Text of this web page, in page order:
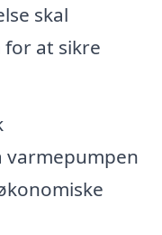
skal
for at sikre